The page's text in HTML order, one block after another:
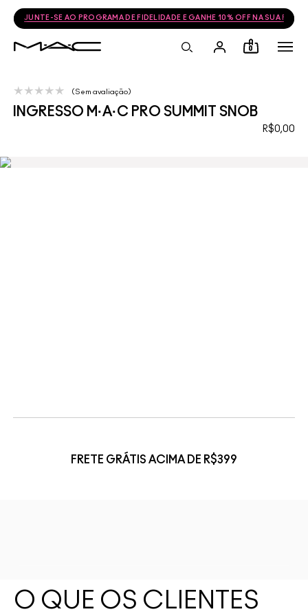
JUNTE-SE AO PROGRAMA DE FIDELIDADE E GANHE 10% OFF NA SUA
0
INGRESSO M·A·C PRO SUMMIT SNOB
R$0,00
Sem avaliação
FRETE GRÁTIS ACIMA DE R$399
O QUE OS CLIENTES